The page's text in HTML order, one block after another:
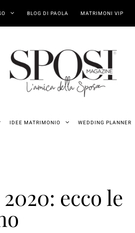
BLOG DI PAOLA MATRIMONI VIP
IDEE MATRIMONIO WEDDING PLANNER
ecco le